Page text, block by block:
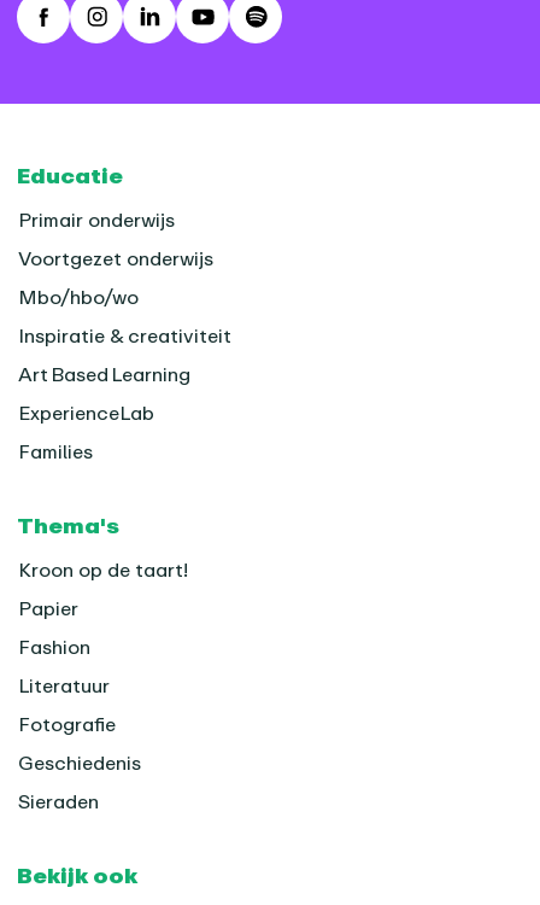
FacebookInstagram
LinkedInYoutubeSpotify
Footer
Educatie
Primair onderwijs
Voortgezet onderwijs
Mbo/hbo/wo
Inspiratie & creativiteit
Art Based Learning
ExperienceLab
Families
Thema's
Kroon op de taart!
Papier
Fashion
Literatuur
Fotografie
Geschiedenis
Sieraden
Bekijk ook